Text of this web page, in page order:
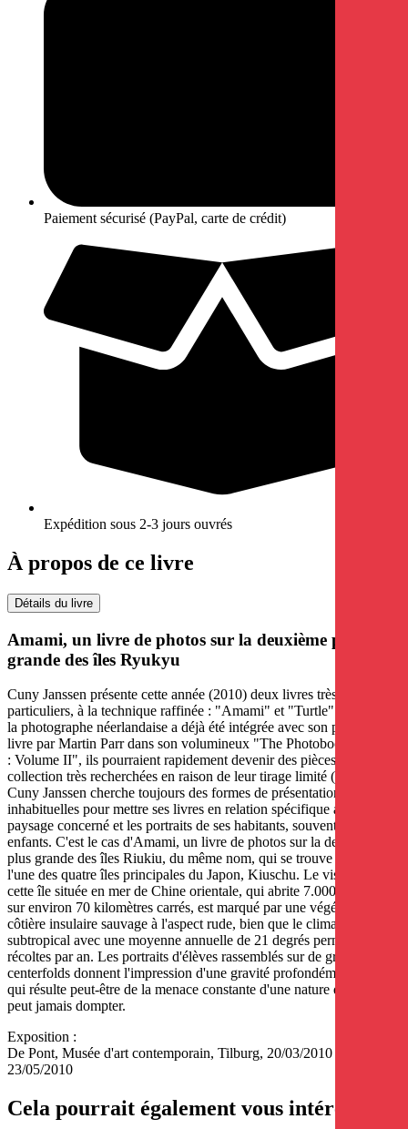
Paiement sécurisé (PayPal, carte de crédit)
Expédition sous 2-3 jours ouvrés
À propos de ce livre
Détails du livre
Amami, un livre de photos sur la deuxième plus
grande des îles Ryukyu
Cuny Janssen présente cette année (2010) deux livres très
particuliers, à la technique raffinée : "Amami" et "Turtle". Après que
la photographe néerlandaise a déjà été intégrée avec son premier
livre par Martin Parr dans son volumineux "The Photobook History
: Volume II", ils pourraient rapidement devenir des pièces de
collection très recherchées en raison de leur tirage limité (1.000 ex.).
Cuny Janssen cherche toujours des formes de présentation
inhabituelles pour mettre ses livres en relation spécifique avec le
paysage concerné et les portraits de ses habitants, souvent des
enfants. C'est le cas d'Amami, un livre de photos sur la deuxième
plus grande des îles Riukiu, du même nom, qui se trouve devant
l'une des quatre îles principales du Japon, Kiuschu. Le visage de
cette île située en mer de Chine orientale, qui abrite 7.000 habitants
sur environ 70 kilomètres carrés, est marqué par une végétation
côtière insulaire sauvage à l'aspect rude, bien que le climat
subtropical avec une moyenne annuelle de 21 degrés permette deux
récoltes par an. Les portraits d'élèves rassemblés sur de grands
centerfolds donnent l'impression d'une gravité profondément ancrée,
qui résulte peut-être de la menace constante d'une nature que l'on ne
peut jamais dompter.
Exposition :
De Pont, Musée d'art contemporain, Tilburg, 20/03/2010 -
23/05/2010
Cela pourrait également vous intéresser